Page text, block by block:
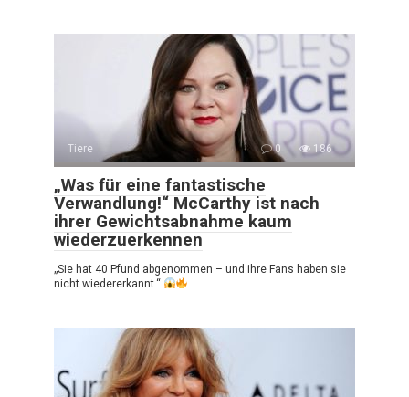
Tiere 0 186
„Was für eine fantastische
Verwandlung!“ McCarthy ist nach
ihrer Gewichtsabnahme kaum
wiederzuerkennen
„Sie hat 40 Pfund abgenommen – und ihre Fans haben sie
nicht wiedererkannt.“